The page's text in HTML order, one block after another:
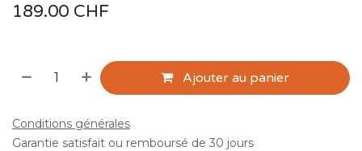
189.00 CHF
Ajouter au panier
Conditions générales
Garantie satisfait ou remboursé de 30 jours